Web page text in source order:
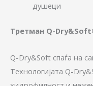
душеци
Третман Q-
Q-Dry&Soft спаѓа на
Технологијата Q-